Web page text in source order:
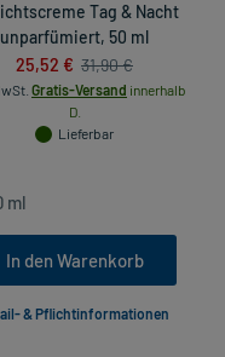
Tag & Nacht
unparfümiert, 50 ml
25,52 € 31,90 €
Gratis-Versand innerhalb
D.
Lieferbar
In den Warenkorb
& Pflichtinformationen